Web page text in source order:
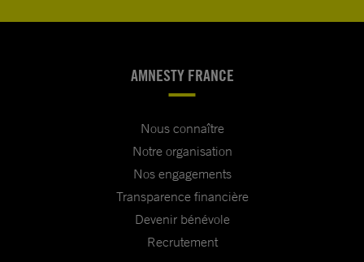
AMNESTY FRANCE
Nous connaître
Notre organisation
Nos engagements
Transparence financière
Devenir bénévole
Recrutement